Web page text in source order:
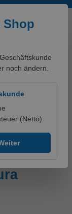
Shop
noch ändern.
(Netto)
ESD